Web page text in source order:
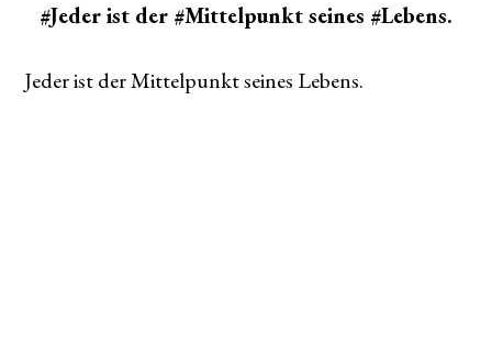
#Jeder ist der #Mittelpunkt seines #Lebens.
Jeder ist der Mittelpunkt seines Lebens.